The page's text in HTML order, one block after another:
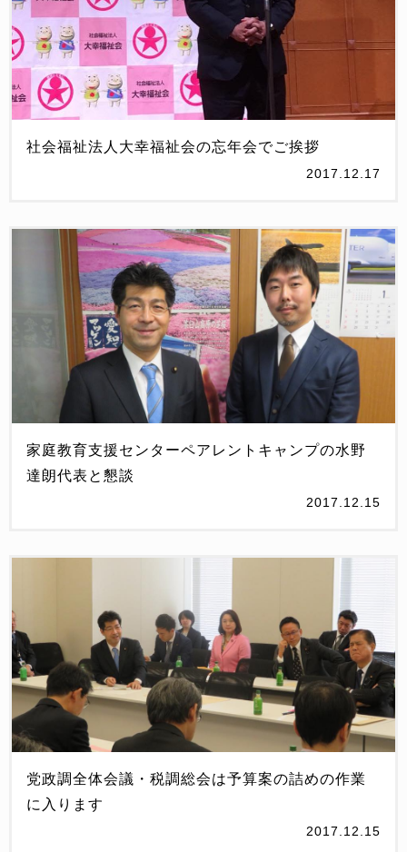
社会福祉法人大幸福祉会の忘年会でご挨拶
2017.12.17
家庭教育支援センターペアレントキャンプの水野
達朗代表と懇談
2017.12.15
党政調全体会議・税調総会は予算案の詰めの作業
に入ります
2017.12.15